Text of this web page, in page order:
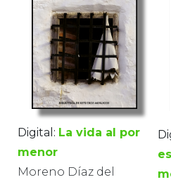
Digital: La vida al por
menor
Moreno Díaz del